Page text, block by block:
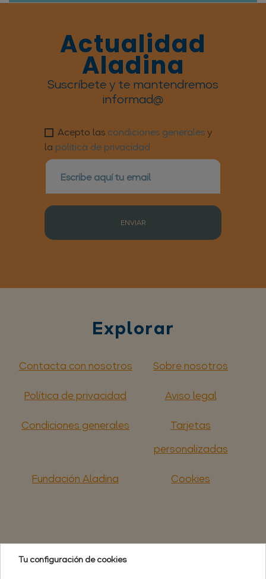
Actualidad
Aladina
Suscríbete y te mantendremos
informad@
Acepto lascondiciones generalesy
la política de privacidad
ENVIAR
Explorar
Contacta con nosotros
Sobre nosotros
Política de privacidad
Aviso legal
Condiciones generales
Tarjetas
personalizadas
Fundación Aladina
Cookies
Tu configuración de cookies